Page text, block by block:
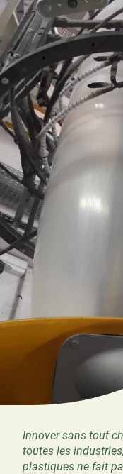
Innover sans tout
toutes les
plastiques ne fait